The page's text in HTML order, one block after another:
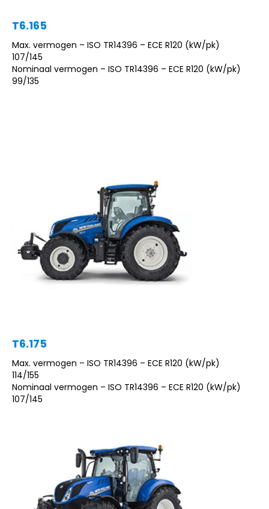
T6.165
Max. vermogen – ISO TR14396 – ECE R120 (kW/pk)
107/145
Nominaal vermogen – ISO TR14396 – ECE R120 (kW/pk)
99/135
T6.175
Max. vermogen – ISO TR14396 – ECE R120 (kW/pk)
114/155
Nominaal vermogen – ISO TR14396 – ECE R120 (kW/pk)
107/145